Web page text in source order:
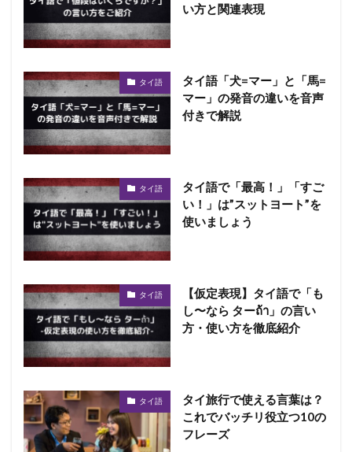
い方と関連表現
タイ語
タイ語「犬=マー」と「馬=
マー」の発音の違いを音声
付きで解説
タイ語
タイ語で「最高！」「すご
い！」は”スットヨート”を
使いましょう
タイ語
【仮定表現】タイ語で「も
し〜なら ターถ้า」の言い
方・使い方を徹底紹介
タイ語
タイ旅行で使える言葉は？
これでバッチリ役立つ10の
フレーズ